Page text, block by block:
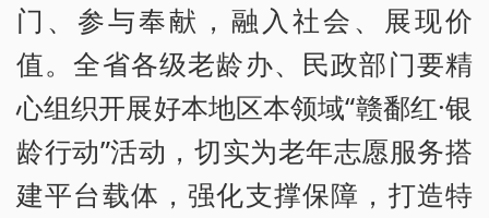
门、参与奉献，融入社会、展现价
值。全省各级老龄办、民政部门要精
心组织开展好本地区本领域“赣鄱红·银
龄行动”活动，切实为老年志愿服务搭
建平台载体，强化支撑保障，打造特